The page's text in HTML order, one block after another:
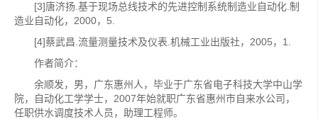
[3]唐济扬.基于现场总线技术的先进控制系统制造业自动化.制
造业自动化，2000，5.
[4]蔡武昌.流量测量技术及仪表.机械工业出版社，2005，1.
作者简介：
余顺发，男，广东惠州人，毕业于广东省电子科技大学中山学
院，自动化工学学士，2007年始就职广东省惠州市自来水公司，
任职供水调度技术人员，助理工程师。